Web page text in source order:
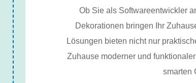
Ob Sie als Softwareentwickler
Dekorationen bringen Ihr
Lösungen bieten nicht nur
Zuhause moderner und
smarten